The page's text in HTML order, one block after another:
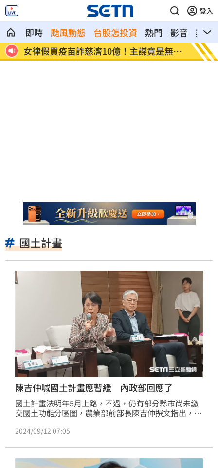
登入
即時 颱風動態 台股怎投資 熱門 影音
熱搜
業
胡瓜保險箱百萬現金消失 鬆口驚人內幕
上班
法
國土計畫
陳吉仲喊國土計畫應暫緩 內政部回應了
國土計畫法明年5月上路，不過，仍有部分縣市尚未繳
交國土功能分區圖，農業部前部長陳吉仲撰文指出，配
芳今（12）日與媒體茶敘時指出，農業部要提的子法只
處理中。她說，目前遇到最大的困擾主要是中部的農業
部門，內政部會繼續溝通。
2024/09/12 07:05